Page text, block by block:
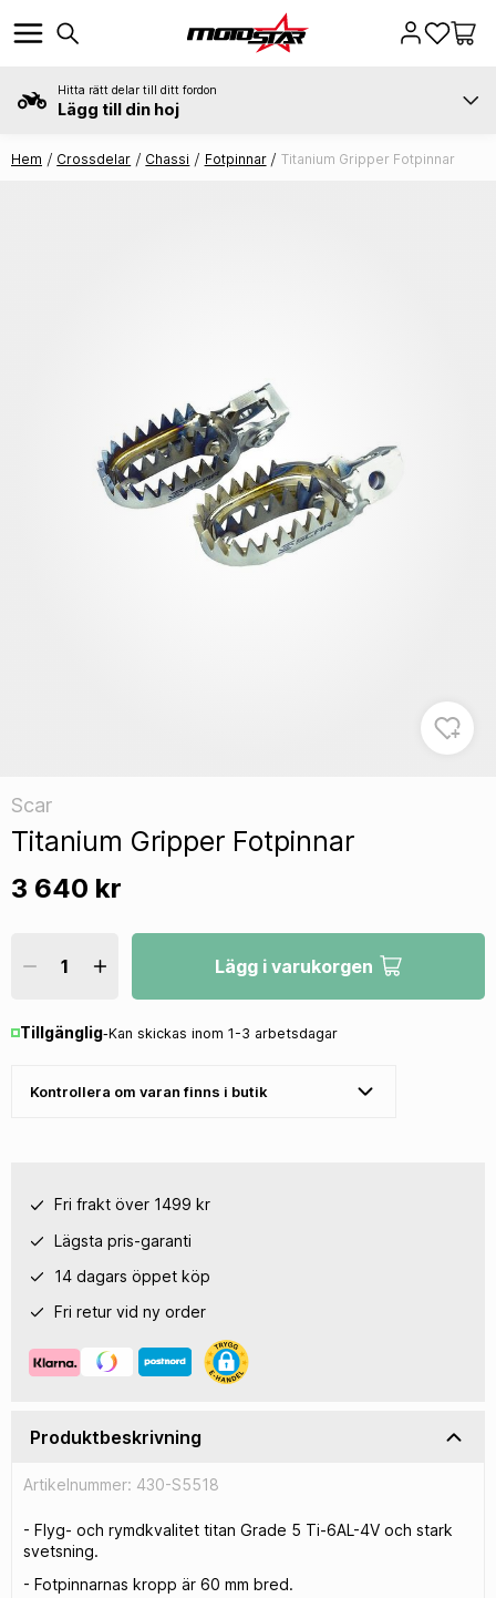
Hitta rätt delar till ditt fordon
Lägg till din hoj
Hem Crossdelar Chassi Fotpinnar Titanium Gripper Fotpinnar
Scar
Titanium Gripper Fotpinnar
3 640 kr
Lägg i varukorgen
Tillgänglig‐Kan skickas inom 1-3 arbetsdagar
Kontrollera om varan finns i butik
Fri frakt över 1499 kr
Lägsta pris-garanti
14 dagars öppet köp
Fri retur vid ny order
Produktbeskrivning
Artikelnummer: 430-S5518
- Flyg- och rymdkvalitet titan Grade 5 Ti-6AL-4V och stark
svetsning.
- Fotpinnarnas kropp är 60 mm bred.